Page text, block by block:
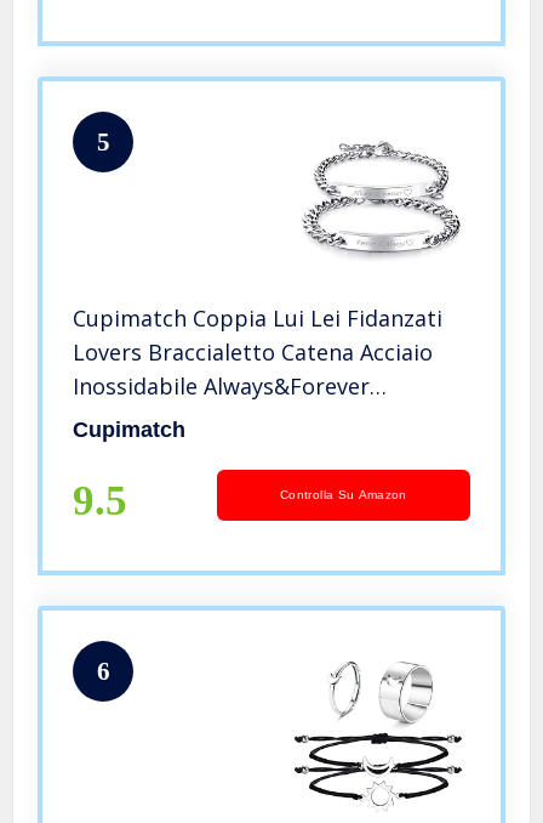
5
Cupimatch Coppia Lui Lei Fidanzati
Lovers Braccialetto Catena Acciaio
Inossidabile Always&Forever
Forever&Always Regalo Valentine’s
Cupimatch
9.5 Controlla Su Amazon
6